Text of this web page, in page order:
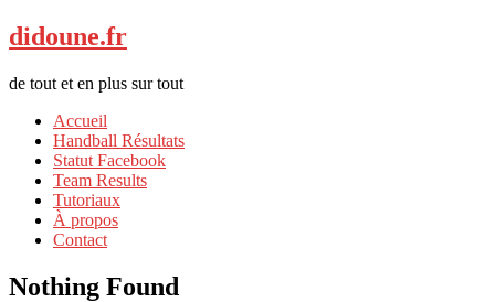
didoune.fr
de tout et en plus sur tout
Accueil
Handball Résultats
Statut Facebook
Team Results
Tutoriaux
À propos
Contact
Nothing Found